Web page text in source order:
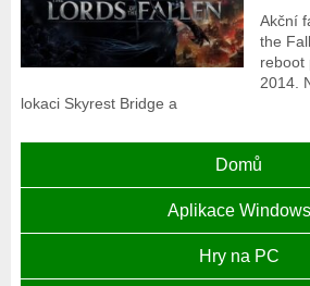
Akční
the
reboot
2014.
lokaci Skyrest Bridge a
Domů
Aplikace Windows
Hry na PC